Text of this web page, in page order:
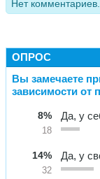
Нет
ОПРОС
Вы замечаете
зависимости от
8%
18
Да, у
14%
32
Да, у